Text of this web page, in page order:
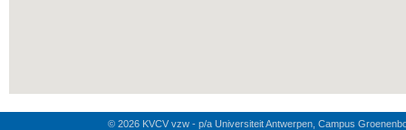
© 2026 KVCV vzw - p/a Universiteit Antwerpen, Campus